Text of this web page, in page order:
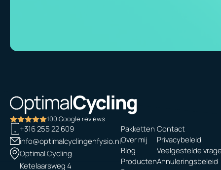
100 Google reviews
+316 255 22 609
info@optimalcyclingenfysio.nl
Optimal Cycling
Ketelaarsweg 4
Pakketten
Pakketten
Over mij
Over mij
Blog
Blog
Producten
Contact
Contact
Privacybeleid
Privacybeleid
Veelgestelde
Veelgestelde
Annuleringsbeleid